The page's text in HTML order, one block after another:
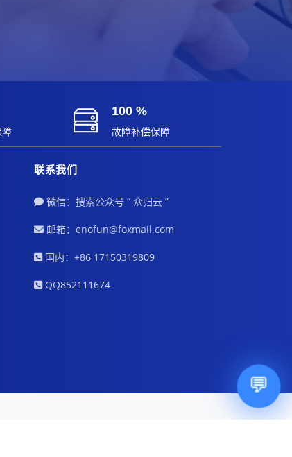
100 %
故障补偿保障
联系我们
微信：搜索公众号 “ 众归云 ”
邮箱：enofun@foxmail.com
国内：+86 17150319809
QQ852111674
💬